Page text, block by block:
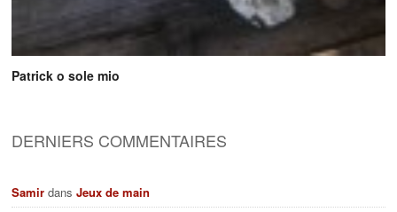
Patrick o sole mio
DERNIERS COMMENTAIRES
Samir dansJeux de main